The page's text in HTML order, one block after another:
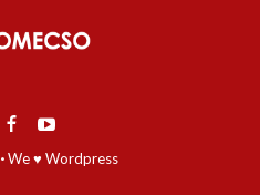
·We ♥ Wordpress